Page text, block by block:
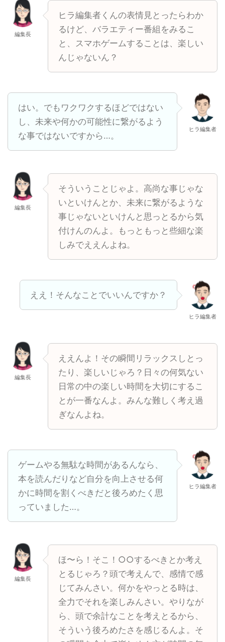
編集長
ヒラ編集者くんの表情見とったらわか
るけど、バラエティー番組をみるこ
と、スマホゲームすることは、楽しい
んじゃないん？
はい。でもワクワクするほどではない
し、未来や何かの可能性に繋がるよう
な事ではないですから…。
ヒラ編集者
編集長
そういうことじゃよ。高尚な事じゃな
いといけんとか、未来に繋がるような
事じゃないといけんと思っとるから気
付けんのんよ。もっともっと些細な楽
しみでええんよね。
ええ！そんなことでいいんですか？
ヒラ編集者
編集長
ええんよ！その瞬間リラックスしとっ
たり、楽しいじゃろ？日々の何気ない
日常の中の楽しい時間を大切にするこ
とが一番なんよ。みんな難しく考え過
ぎなんよね。
ゲームやる無駄な時間があるんなら、
本を読んだりなど自分を向上させる何
かに時間を割くべきだと後ろめたく思
っていました…。
ヒラ編集者
編集長
ほ〜ら！そこ！○○するべきとか考え
とるじゃろ？頭で考えんで、感情で感
じてみんさい。何かをやっとる時は、
全力でそれを楽しみんさい。やりなが
ら、頭で余計なことを考えとるから、
そういう後ろめたさを感じるんよ。そ